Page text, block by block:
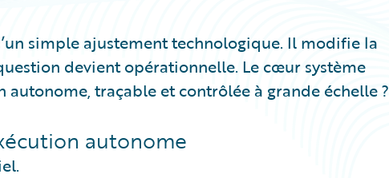
simple ajustement technologique. Il modifie la
devient opérationnelle. Le cœur système
traçable et contrôlée à grande échelle ?
autonome